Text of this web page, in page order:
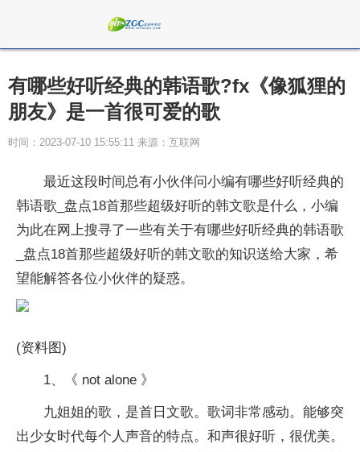
有哪些好听经典的韩语歌?fx《像狐狸的
朋友》是一首很可爱的歌
时间：2023-07-10 15:55:11 来源：互联网
最近这段时间总有小伙伴问小编有哪些好听经典的
韩语歌_盘点18首那些超级好听的韩文歌是什么，小编
为此在网上搜寻了一些有关于有哪些好听经典的韩语歌
_盘点18首那些超级好听的韩文歌的知识送给大家，希
望能解答各位小伙伴的疑惑。
(资料图)
1、《 not alone 》
九姐姐的歌，是首日文歌。歌词非常感动。能够突
出少女时代每个人声音的特点。和声很好听，很优美。